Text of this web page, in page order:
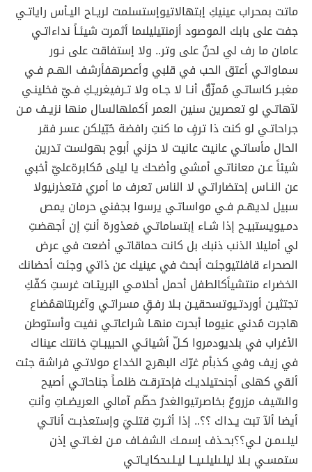
ماتت بمحراب عينيكِ إبتهالاتيوإستسلمت لريـاح اليـأس راياتـي
جفت على بابك الموصود أزمنتيليلىما أثمرت شيئـاً نداءاتـي
عامان ما رف لي لحنٌ على وتر.. ولا إستفاقت على نـور
سماواتـي أعتق الحب في قلبي وأعصرهفأرشف الهـم فـي
مغبـر كاساتـي مُمزّقٌ أنـا لا جـاه ولا تـرفيغريـكِ فـيّ فخلينـي
لآهاتـي لو تعصرين سنين العمر أكملهالسال منها نزيـف مـن
جراحاتـي لو كنت ذا ترفٍ ما كنتِ رافضة حُبّيلكن عسر فقر
الحال مأساتـي عانيت عانيت لا حزني أبوح بهولست تدرين
شيئاً عـن معاناتـي أمشي وأضحك يا ليلى مُكابرةعليّ أخبي
عن النـاس إحتضاراتـي لا الناس تعرف ما أمري فتعذرنيولا
سبيل لديهـم فـي مواساتـي يرسوا بجفني حرمان يمص
دمـيويستبيـح إذا شـاء إبتساماتـي مَعذورة أنتِ إن أجهضتِ
لي أمليلا الذنب ذنبك بل كانت حماقاتـي أضعت في عرض
الصحراء قافلتيوجئت أبحث في عينيك عن ذاتي وجئت أحضانك
الخضراء منتشياًكالطفل أحمل أحلامـي البريئـات غرستِ كفّكِ
تجتثيـن أوردتـيوتسحقيـن بـلا رفـقٍ مسراتـي وآغربتاهمُضاع
هاجرت مُدني عنيوما أبحرت منهـا شراعاتـي نفيت وأستوطن
الأغراب في بلديودمروا كـلّ أشيائـي الحبيبـاتٍ خانتك عيناك
في زيف وفي كذبأم غرّك البهرج الخداع مولاتـي فراشة جئت
ألقي كهلى أجنحتيلديـك فإحترقـت ظلمـاً جناحاتـي أصيح
والسّيف مزروعٌ بخاصرتيوالغدرُ حطّم آمالي العريضـاتِ وأنتِ
أيضا ألآ تبت يـداك ؟؟.. إذا أثـرتِ قتلـيَ وإستعذبـت أناتـي
ليلـىمـن لـي؟؟بحـذف إسمـك الشفـاف مـن لغـاتـي إذن
ستمسـي بـلا ليلـىليلـىيــا ليـلـىحكايـاتـي